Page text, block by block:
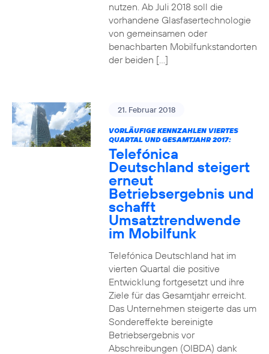
nutzen. Ab Juli 2018 soll die
vorhandene Glasfasertechnologie
von gemeinsamen oder
benachbarten Mobilfunkstandorten
der beiden […]
21. Februar 2018
VORLÄUFIGE KENNZAHLEN VIERTES
QUARTAL UND GESAMTJAHR 2017:
Telefónica
Deutschland steigert
erneut
Betriebsergebnis und
schafft
Umsatztrendwende
im Mobilfunk
Telefónica Deutschland hat im
vierten Quartal die positive
Entwicklung fortgesetzt und ihre
Ziele für das Gesamtjahr erreicht.
Das Unternehmen steigerte das um
Sondereffekte bereinigte
Betriebsergebnis vor
Abschreibungen (OIBDA) dank